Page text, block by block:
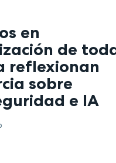
en
de
reflexionan
sobre
e IA